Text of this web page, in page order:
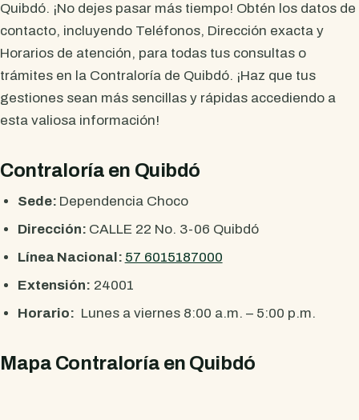
Quibdó. ¡No dejes pasar más tiempo! Obtén los datos de
contacto, incluyendo Teléfonos, Dirección exacta y
Horarios de atención, para todas tus consultas o
trámites en la Contraloría de Quibdó. ¡Haz que tus
gestiones sean más sencillas y rápidas accediendo a
esta valiosa información!
Contraloría en Quibdó
Sede: Dependencia Choco
Dirección: CALLE 22 No. 3-06 Quibdó
Línea Nacional: 57 6015187000
Extensión: 24001
Horario: Lunes a viernes 8:00 a.m. – 5:00 p.m.
Mapa Contraloría en Quibdó